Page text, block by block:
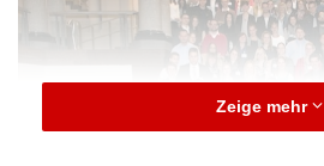
Zeige mehr